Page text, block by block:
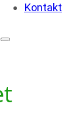
Kontakt